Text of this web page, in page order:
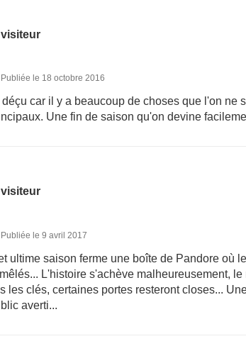
Publiée le 18 octobre 2016
car il y a beaucoup de choses que l'on ne
Une fin de saison qu'on devine
Publiée le 9 avril 2017
ultime saison ferme une boîte de Pandore où
L'histoire s'achève malheureusement,
les clés, certaines portes resteront closes...
averti...